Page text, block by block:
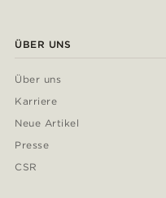
ÜBER UNS
Über uns
Karriere
Neue Artikel
Presse
CSR